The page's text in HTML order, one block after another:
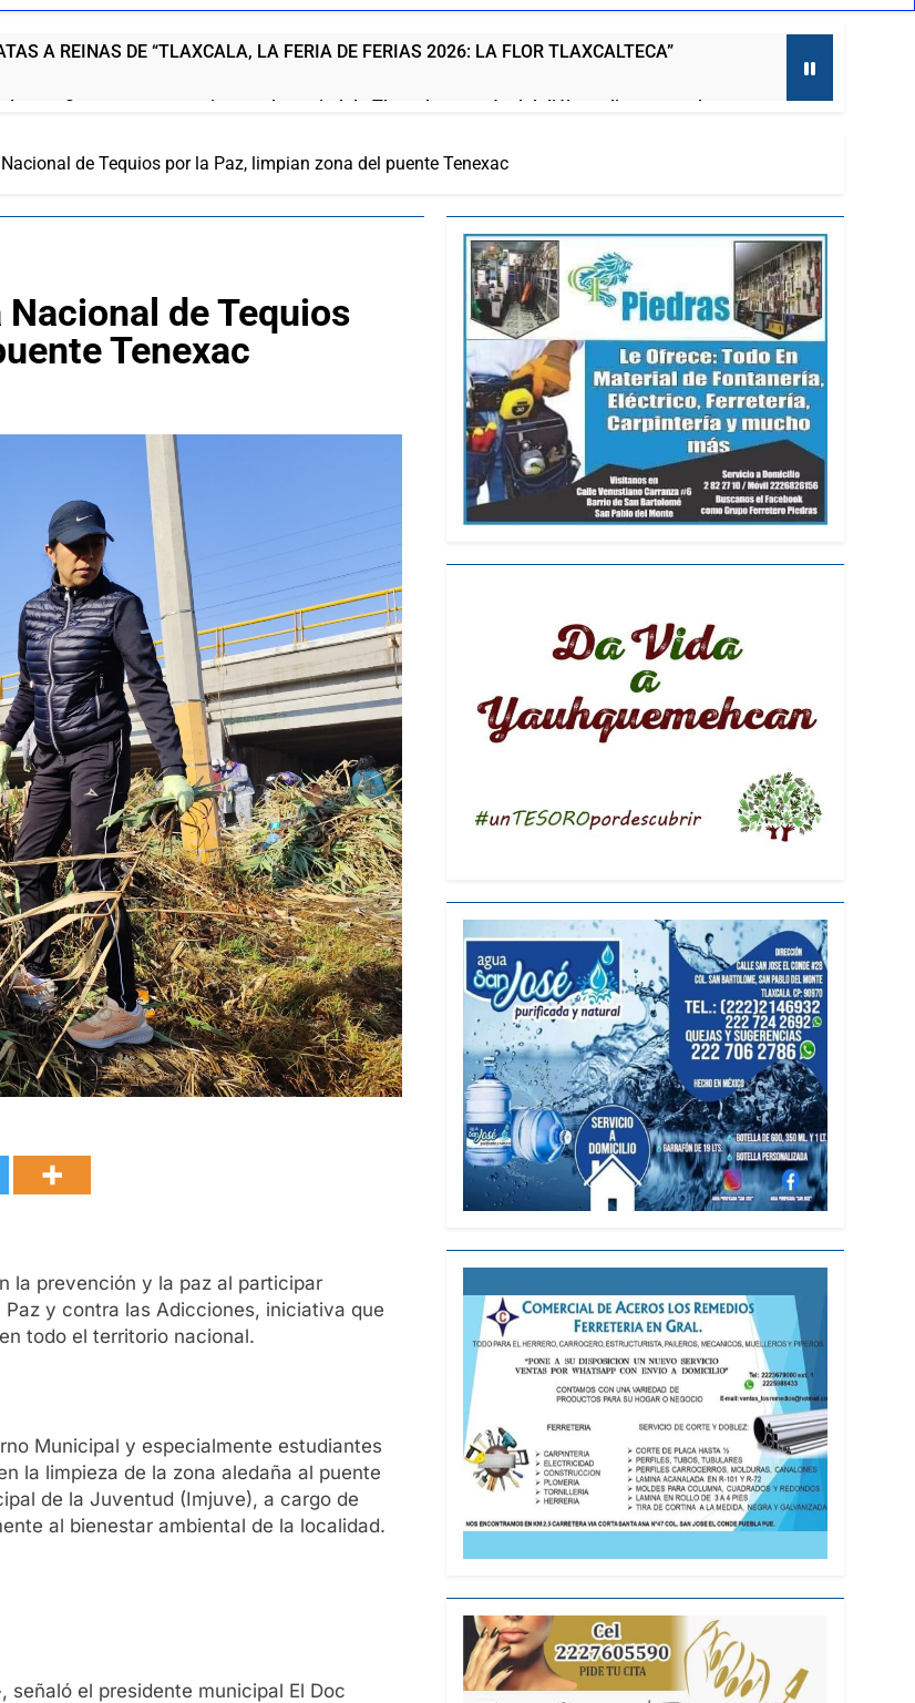
A REINAS DE “TLAXCALA, LA FERIA DE FERIAS 2026: LA FLOR TLAXCALTECA”
reafirma su compromiso con la capital de Tlaxcala a través del diálogo directo con la
noticias!
De La Cancha Blas «Charro» Carvajal, Obra Impulsada Por Alfonso Sánchez
a Ana Lilia Rivera frente a la guerra sucia
Materia La Queja Contra Homero Meneses: Prd Tlaxcala
doblada”: así pide disculpas el chalán de la gobernadora a la prensa
de Tequios por la Paz, limpian zona del puente Tenexac
de Tequios
Tenexac
la prevención y la paz al participar
y contra las Adicciones, iniciativa que
todo el territorio nacional.
Municipal y especialmente estudiantes
la limpieza de la zona aledaña al puente
de la Juventud (Imjuve), a cargo de
al bienestar ambiental de la localidad.
el presidente municipal El Doc